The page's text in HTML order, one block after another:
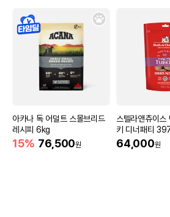
아카나 독 어덜트 스몰브리드
레시피 6kg
15% 76,500원
스텔라앤츄이스
키 디너패티
64,000원